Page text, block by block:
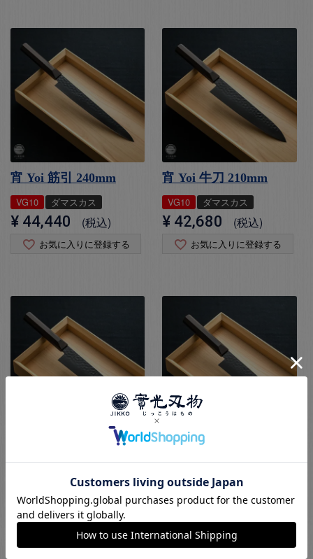
宵 Yoi 筋引 240mm
VG10 ダマスカス
¥ 44,440 税込
お気に入りに登録する
宵 Yoi 牛刀 210mm
VG10 ダマスカス
¥ 42,680 税込
お気に入りに登録する
41,800 税込
お気に入りに登録する
宵 Yoi 三徳 180mm
¥ 41,800 税込